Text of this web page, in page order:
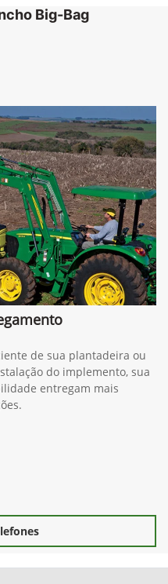
Big-Bag
de sua plantadeira ou
do implemento, sua
entregam mais